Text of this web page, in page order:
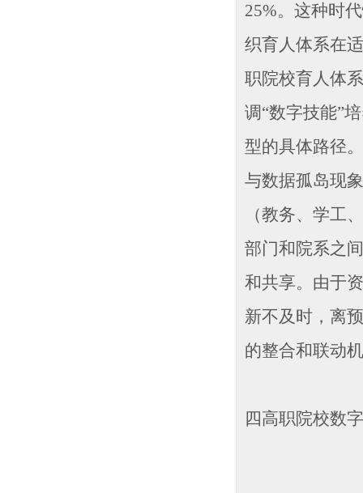
25%。这种时
织育人体系在
职院校育人体
调“数字技能”
型的具体路径
与数据孤岛现
（教务、学工
部门和院系之
和共享。由于
新不及时，离
的整合和联动
四高职院校数